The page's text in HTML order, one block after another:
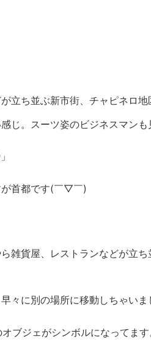
立ち並ぶ新市街、チャピネロ地
じ。スーツ姿のビジネスマンも
が首都です(￣▽￣)
雑貨屋、レストランなどが立ち
々に別の場所に移動しちゃいま
ブジェがシンボルになってま